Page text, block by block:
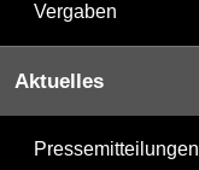
Vergaben
Aktuelles
Pressemitteilungen